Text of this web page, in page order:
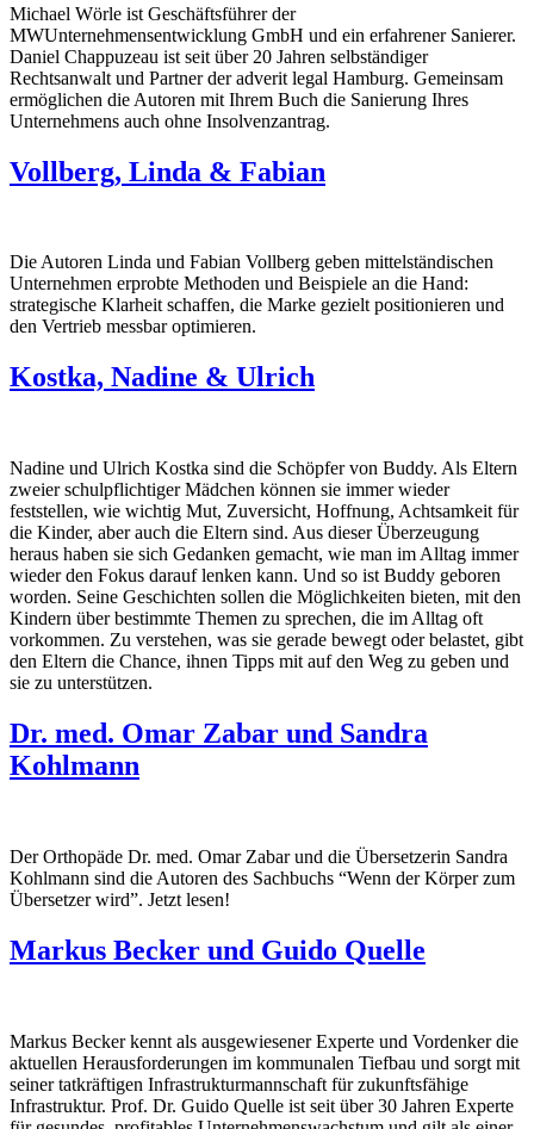
Michael Wörle ist Geschäftsführer der
MWUnternehmensentwicklung GmbH und ein erfahrener Sanierer.
Daniel Chappuzeau ist seit über 20 Jahren selbständiger
Rechtsanwalt und Partner der adverit legal Hamburg. Gemeinsam
ermöglichen die Autoren mit Ihrem Buch die Sanierung Ihres
Unternehmens auch ohne Insolvenzantrag.
Vollberg, Linda & Fabian
Die Autoren Linda und Fabian Vollberg geben mittelständischen
Unternehmen erprobte Methoden und Beispiele an die Hand:
strategische Klarheit schaffen, die Marke gezielt positionieren und
den Vertrieb messbar optimieren.
Kostka, Nadine & Ulrich
Nadine und Ulrich Kostka sind die Schöpfer von Buddy. Als Eltern
zweier schulpflichtiger Mädchen können sie immer wieder
feststellen, wie wichtig Mut, Zuversicht, Hoffnung, Achtsamkeit für
die Kinder, aber auch die Eltern sind. Aus dieser Überzeugung
heraus haben sie sich Gedanken gemacht, wie man im Alltag immer
wieder den Fokus darauf lenken kann. Und so ist Buddy geboren
worden. Seine Geschichten sollen die Möglichkeiten bieten, mit den
Kindern über bestimmte Themen zu sprechen, die im Alltag oft
vorkommen. Zu verstehen, was sie gerade bewegt oder belastet, gibt
den Eltern die Chance, ihnen Tipps mit auf den Weg zu geben und
sie zu unterstützen.
Dr. med. Omar Zabar und Sandra
Kohlmann
Der Orthopäde Dr. med. Omar Zabar und die Übersetzerin Sandra
Kohlmann sind die Autoren des Sachbuchs “Wenn der Körper zum
Übersetzer wird”. Jetzt lesen!
Markus Becker und Guido Quelle
Markus Becker kennt als ausgewiesener Experte und Vordenker die
aktuellen Herausforderungen im kommunalen Tiefbau und sorgt mit
seiner tatkräftigen Infrastrukturmannschaft für zukunftsfähige
Infrastruktur. Prof. Dr. Guido Quelle ist seit über 30 Jahren Experte